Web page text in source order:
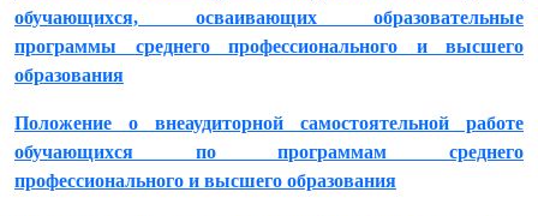
обучающихся, осваивающих образовательные
программы среднего профессионального и высшего
образования
Положение о внеаудиторной самостоятельной работе
обучающихся по программам среднего
профессионального и высшего образования